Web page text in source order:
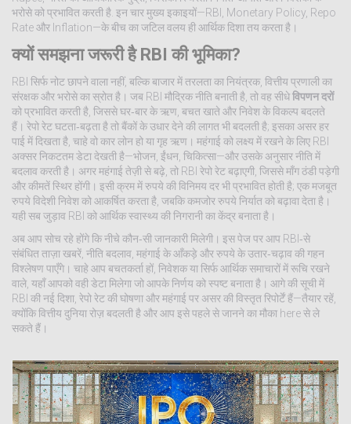
भरोसे को प्रभावित करती है इन चार मुख्य इकाइयों—RBI, Monetary Policy, Repo
Rate और Inflation—के बीच का जटिल वलय ही आर्थिक दिशा तय करता है।
क्यों समझना जरूरी है RBI की भूमिका?
RBI सिर्फ नोट छापने वाला नहीं, बल्कि बाजार में तरलता का नियंत्रक, वित्तीय प्रणाली का
संरक्षक और भरोसे का स्रोत है। जब RBI मौद्रिक नीति बनाती है, तो वह सीधेविपणन दरों
को प्रभावित करती है, जिससे घर‑बार के ऋण, बचत खाते और निवेश के विकल्प बदलते
हैं। रेपो रेट घटता‑बढ़ता है तो बैंकों के उधार देने की लागत भी बदलती है; इसका असर हर
पाई में दिखता है, चाहे वो कार लोन हो या गृह ऋण। महंगाई को लक्ष्य में रखने के लिए RBI
अक्सर निकटतम डेटा देखती है—भोजन, ईंधन, चिकित्सा—और उसके अनुसार नीति में
बदलाव करती है। अगर महंगाई तेज़ी से बढ़े, तो RBI रेपो रेट बढ़ाएगी, जिससे माँग ठंडी पड़ेगी
और कीमतें स्थिर होंगी। इसी क्रम में रुपये की विनिमय दर भी प्रभावित होती है; एक मजबूत
रुपये विदेशी निवेश को आकर्षित करता है, जबकि कमजोर रुपये निर्यात को बढ़ावा देता है।
यही सब जुड़ाव RBI को आर्थिक स्वास्थ्य की निगरानी का केंद्र बनाता है।
अब आप सोच रहे होंगे कि नीचे कौन‑सी जानकारी मिलेगी। इस पेज पर आप RBI‑से
संबंधित ताज़ा खबरें, नीति बदलाव, महंगाई के आँकड़े और रुपये के उतार‑चढ़ाव की गहन
विश्लेषण पाएँगे। चाहे आप बचतकर्ता हों, निवेशक या सिर्फ आर्थिक समाचारों में रूचि रखने
वाले, यहाँ आपको वही डेटा मिलेगा जो आपके निर्णय को स्पष्ट बनाता है। आगे की सूची में
RBI की नई दिशा, रेपो रेट की घोषणा और महंगाई पर असर की विस्तृत रिपोर्टें हैं—तैयार रहें,
क्योंकि वित्तीय दुनिया रोज़ बदलती है और आप इसे पहले से जानने का मौका here से ले
सकते हैं।